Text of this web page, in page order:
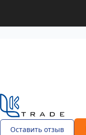
Оставить отзыв